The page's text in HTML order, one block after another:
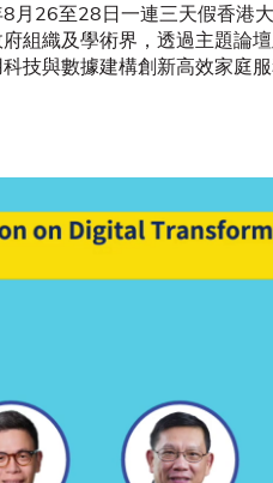
月26至28日一連三天假香港
組織及學術界，透過主題論
技與數據建構創新高效家庭